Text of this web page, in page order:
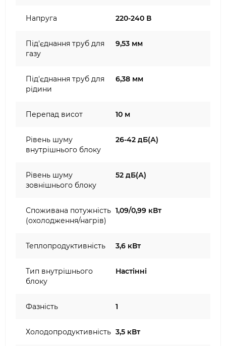
Напруга 220-240 В
Під'єднання труб для
газу
9,53 мм
Під'єднання труб для
рідини
6,38 мм
Перепад висот 10 м
Рівень шуму
внутрішнього блоку
26-42 дБ(А)
Рівень шуму
зовнішнього блоку
52 дБ(А)
Споживана потужність
(охолодження/нагрів)
1,09/0,99 кВт
Теплопродуктивність 3,6 кВт
Тип внутрішнього
блоку
Настінні
Фазність 1
Холодопродуктивність 3,5 кВт